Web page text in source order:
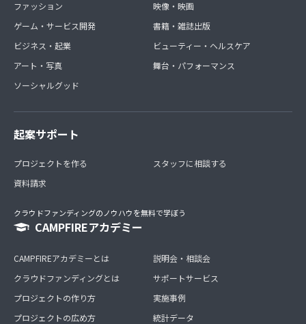
ファッション
ゲーム・サービス開発
ビジネス・起業
アート・写真
ソーシャルグッド
映像・映画
書籍・雑誌出版
ビューティー・ヘルスケア
舞台・パフォーマンス
起案サポート
プロジェクトを作る
資料請求
スタッフに相談する
クラウドファンディングのノウハウを無料で学ぼう
CAMPFIREアカデミー
CAMPFIREアカデミーとは
クラウドファンディングとは
プロジェクトの作り方
プロジェクトの広め方
説明会・相談会
サポートサービス
実施事例
統計データ